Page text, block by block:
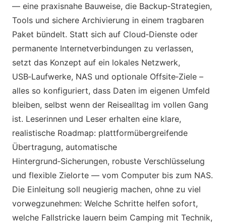
— eine praxisnahe Bauweise, die Backup‑Strategien,
Tools und sichere Archivierung in einem tragbaren
Paket bündelt. Statt sich auf Cloud‑Dienste oder
permanente Internetverbindungen zu verlassen,
setzt das Konzept auf ein lokales Netzwerk,
USB‑Laufwerke, NAS und optionale Offsite‑Ziele –
alles so konfiguriert, dass Daten im eigenen Umfeld
bleiben, selbst wenn der Reisealltag im vollen Gang
ist. Leserinnen und Leser erhalten eine klare,
realistische Roadmap: plattformübergreifende
Übertragung, automatische
Hintergrund‑Sicherungen, robuste Verschlüsselung
und flexible Zielorte — vom Computer bis zum NAS.
Die Einleitung soll neugierig machen, ohne zu viel
vorwegzunehmen: Welche Schritte helfen sofort,
welche Fallstricke lauern beim Camping mit Technik,